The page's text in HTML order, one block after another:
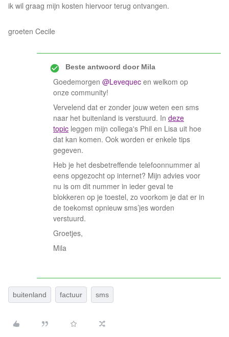
ik wil graag mijn kosten hiervoor terug ontvangen.
groeten Cecile
Beste antwoord doorMila
Goedemorgen @Levequec en welkom op
onze community!
Vervelend dat er zonder jouw weten een sms
naar het buitenland is verstuurd. In deze
topic leggen mijn collega's Phil en Lisa uit hoe
dat kan komen. Ook worden er enkele tips
gegeven.
Heb je het desbetreffende telefoonnummer al
eens opgezocht op internet? Mijn advies voor
nu is om dit nummer in ieder geval te
blokkeren op je toestel, zo voorkom je dat er in
de toekomst opnieuw sms’jes worden
verstuurd.
Groetjes,
Mila
buitenland factuur sms